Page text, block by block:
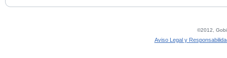
©2012,
Aviso Legal y